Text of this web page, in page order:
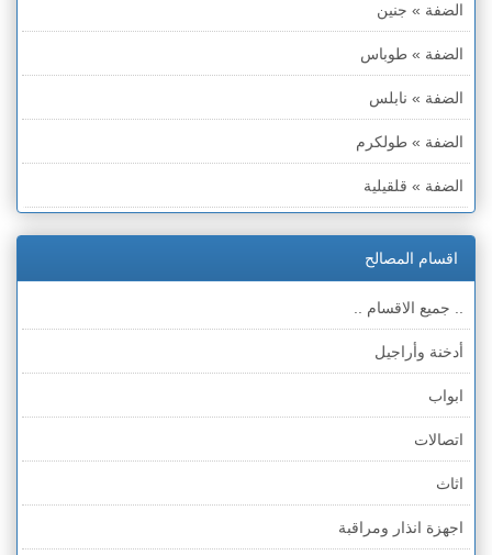
الضفة » جنين
الضفة » طوباس
الضفة » نابلس
الضفة » طولكرم
الضفة » قلقيلية
الضفة » رام الله والبيره
الضفة » أريحا
الضفة » الخليل
الضفة » بيت لحم
قطاع غزة
الخط الأخضر » حيفا
الخط الأخضر » رهط
اقسام المصالح
.. جميع الاقسام ..
أدخنة وأراجيل
ابواب
اتصالات
اثاث
اجهزة انذار ومراقبة